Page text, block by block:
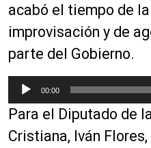
acabó el tiempo de
improvisación y de
parte del Gobierno.
e
p
r
00:00
Para el Diputado de
Cristiana, Iván